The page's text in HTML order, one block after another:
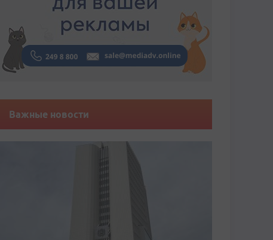
Важные новости